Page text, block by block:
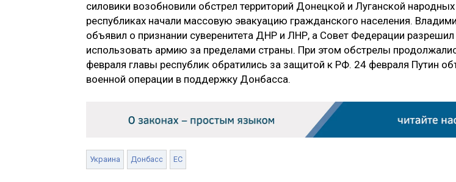
силовики возобновили обстрел территорий Донецкой и Луганской
республиках начали массовую эвакуацию гражданского населения.
объявил о признании суверенитета ДНР и ЛНР, а Совет Федерации разрешил
использовать армию за пределами страны. При этом обстрелы
февраля главы республик обратились за защитой к РФ. 24 февраля Путин
военной операции в поддержку Донбасса.
Украина Донбасс ЕС